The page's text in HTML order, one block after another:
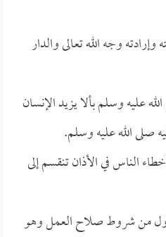
وجه الله تعالى والدار
عليه وسلم بألا يزيد الإنسان
صلى الله عليه وسلم.
الناس في الأذان تنقسم إلى
من شروط صلاح العمل وهو